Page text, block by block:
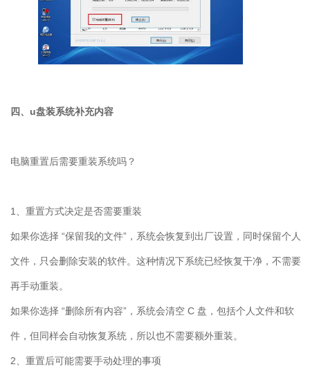
四、u盘装系统补充内容
电脑重置后需要重装系统吗？
1 、重置方式决定是否需要重装
如果你选择 “保留我的文件”，系统会恢复到出厂设置，同时保留个人
文件，只会删除安装的软件。这种情况下系统已经恢复干净，不需要
再手动重装。
如果你选择 “删除所有内容”，系统会清空 C 盘，包括个人文件和软
件，但同样会自动恢复系统，所以也不需要额外重装。
2 、重置后可能需要手动处理的事项